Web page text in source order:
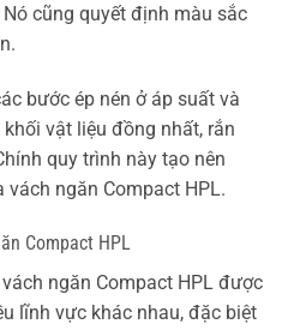
cũng quyết định màu sắc
bước ép nén ở áp suất và
vật liệu đồng nhất, rắn
quy trình này tạo nên
ngăn Compact HPL.
Compact HPL
ngăn Compact HPL được
lĩnh vực khác nhau, đặc biệt